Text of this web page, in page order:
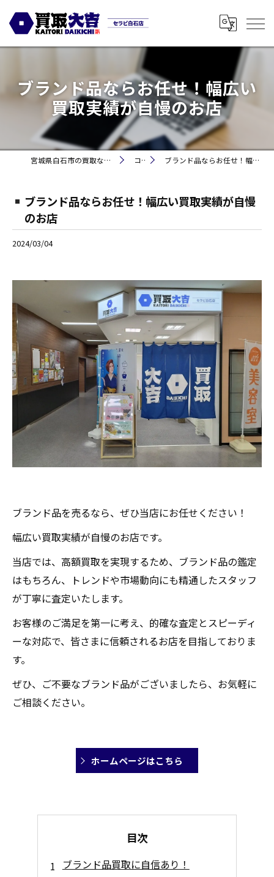
ブランド品ならお任せ！幅広い
買取実績が自慢のお店
宮城県白石市の買取なら買取大吉セラビ白石店 コラム ブランド品ならお任せ！幅広い買取実績が自慢のお店
ブランド品ならお任せ！幅広い買取実績が自慢
のお店
2024/03/04
ブランド品を売るなら、ぜひ当店にお任せください！
幅広い買取実績が自慢のお店です。
当店では、高額買取を実現するため、ブランド品の鑑定
はもちろん、トレンドや市場動向にも精通したスタッフ
が丁寧に査定いたします。
お客様のご満足を第一に考え、的確な査定とスピーディ
ーな対応で、皆さまに信頼されるお店を目指しておりま
す。
ぜひ、ご不要なブランド品がございましたら、お気軽に
ご相談ください。
ホームページはこちら
目次
ブランド品買取に自信あり！